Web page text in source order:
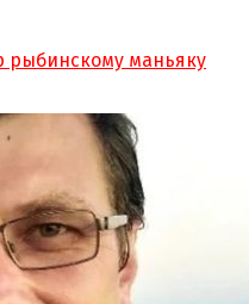
рыбинскому маньяку